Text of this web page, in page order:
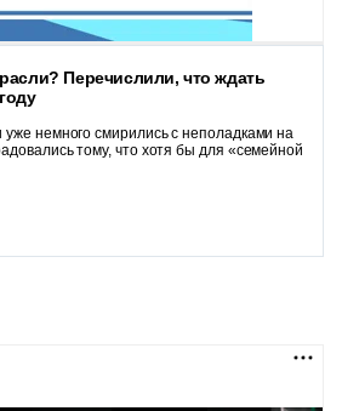
Перечислили, что ждать
немного смирились с неполадками на
тому, что хотя бы для «семейной